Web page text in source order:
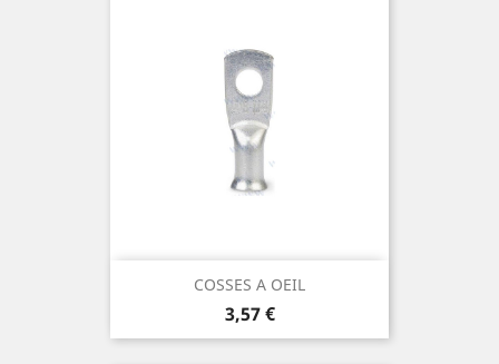
COSSES A OEIL
Prix
3,57 €